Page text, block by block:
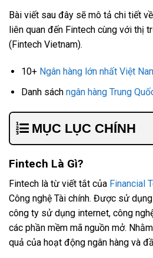
Bài viết sau đây sẽ mô tả chi tiết
liên quan đến Fintech cùng với thị
(Fintech Vietnam).
10+ Ngân hàng lớn nhất Việt
Danh sách ngân hàng Trung
MỤC LỤC CHÍNH
Fintech Là Gì?
Fintech là từ viết tắt của Financial
Công nghệ Tài chính. Được sử
công ty sử dụng internet, công
các phần mềm mã nguồn mở.
quả của hoạt động ngân hàng và